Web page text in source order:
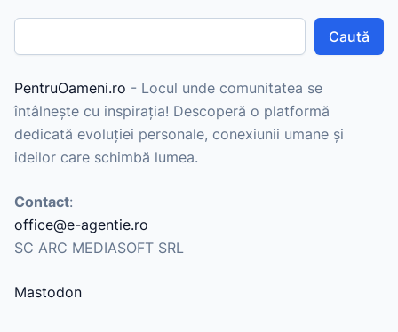
Caută
PentruOameni.ro - Locul unde comunitatea se
întâlnește cu inspirația! Descoperă o platformă
dedicată evoluției personale, conexiunii umane și
ideilor care schimbă lumea.
Contact:
office@e-agentie.ro
SC ARC MEDIASOFT SRL
Mastodon